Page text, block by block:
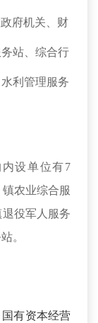
府机关、财
站、综合行
利管理服务
设单位有7
农业综合服
役军人服务
。
有资本经营